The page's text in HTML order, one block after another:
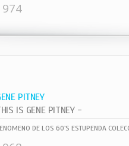
PITNEY
IS GENE PITNEY -
DE LOS 60`S ESTUPENDA